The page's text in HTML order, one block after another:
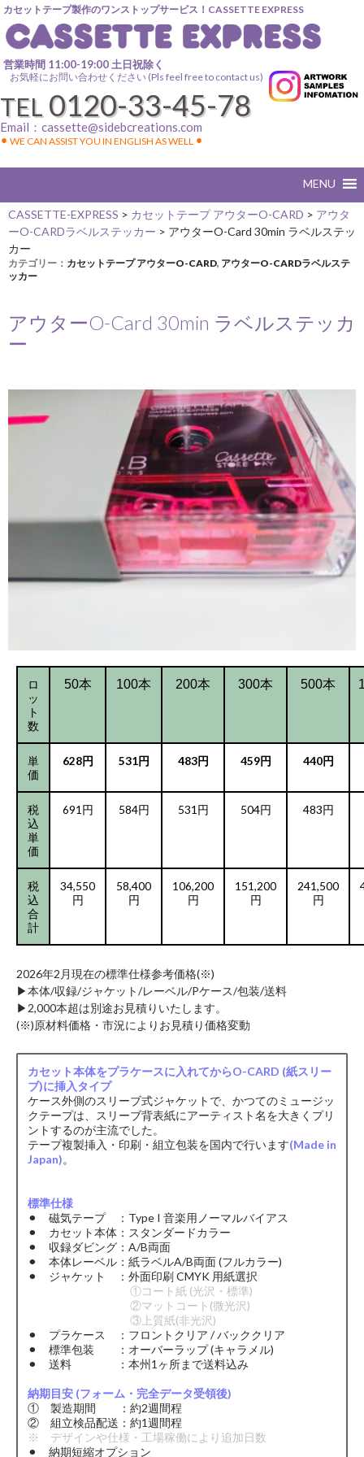
カセットテープ製作のワンストップサービス！CASSETTE EXPRESS
営業時間 11:00-19:00 土日祝除く
お気軽にお問い合わせください (Pls feel free to contact us)
TEL 0120-33-45-78
Email： cassette@sidebcreations.com
⚫︎ WE CAN ASSIST YOU IN ENGLISH AS WELL ⚫︎
CASSETTE-EXPRESS > カセットテープ アウターO-CARD > アウタ
ーO-CARDラベルステッカー > アウターO-Card 30min ラベルステッ
カー
カテゴリー： カセットテープ アウターO-CARD, アウターO-CARDラベルステ
ッカー
アウターO-Card 30min ラベルステッカ
ー
ロ
ッ
ト
数
50本 100本 200本 300本 500本
単
価
628円 531円 483円 459円 440円
税
込
単
価
691円 584円 531円 504円 483円
税
込
合
計
34,550
円
58,400
円
106,200
円
151,200
円
241,500
円
2026年2月現在の標準仕様参考価格(※)
▶︎本体/収録/ジャケット/レーベル/Pケース/包装/送料
▶︎2,000本超は別途お見積りいたします。
(※)原材料価格・市況によりお見積り価格変動
カセット本体をプラケースに入れてからO-CARD (紙スリー
ブ)に挿入タイプ
ケース外側のスリーブ式ジャケットで、かつてのミュージッ
クテープは、スリーブ背表紙にアーティスト名を大きくプリ
ントするのが主流でした。
テープ複製挿入・印刷・組立包装を国内で行います(Made in
Japan)。
標準仕様
⚫︎ 磁気テープ ：Type I 音楽用ノーマルバイアス
⚫︎ カセット本体：スタンダードカラー
⚫︎ 収録ダビング：A/B両面
⚫︎ 本体レーベル：紙ラベルA/B両面 (フルカラー)
⚫︎ ジャケット ：外面印刷 CMYK 用紙選択
①コート紙 (光沢・標準)
②マットコート(微光沢)
③上質紙(非光沢)
⚫︎ プラケース ：フロントクリア / バッククリア
⚫︎ 標準包装 ：オーバーラップ (キャラメル)
⚫︎ 送料 ：本州1ヶ所まで送料込み
納期目安 (フォーム・完全データ受領後)
① 製造期間 ：約2週間程
② 組立検品配送：約1週間程
※ デザインや仕様・工場稼働により追加日数
⚫︎ 納期短縮オプション